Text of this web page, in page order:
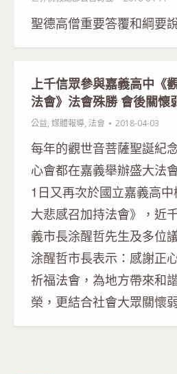
聖德高僧重要答覆和綱要
上千信眾參與嘉義高中《
法會》法會殊勝 會後關懷
公益, 媒體報導, 法會 2018-04-03
每年的觀世音菩薩聖誕紀
心會都在嘉義舉辦盛大法
1日又再次於國立嘉義高
大悲感召加持法會》，近
義市長涂醒哲先生及多位
涂醒哲市長表示：感謝正
祈福法會，為地方帶來和
榮，更結合社會大眾關懷